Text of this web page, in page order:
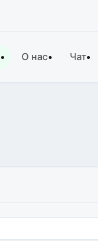
О нас Чат